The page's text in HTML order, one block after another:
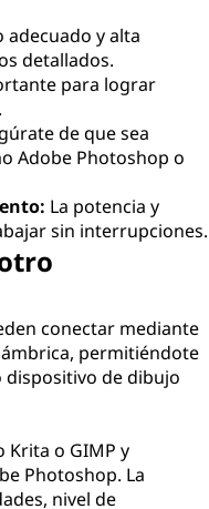
adecuado y alta
detallados.
para lograr
de que sea
Adobe Photoshop o
La potencia y
sin interrupciones.
conectar mediante
permitiéndote
dispositivo de dibujo
o GIMP y
Photoshop. La
nivel de